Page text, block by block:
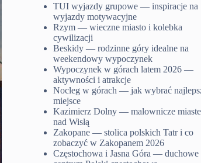
TUI wyjazdy grupowe — inspiracje na
wyjazdy motywacyjne
Rzym — wieczne miasto i kolebka
cywilizacji
Beskidy — rodzinne góry idealne na
weekendowy wypoczynek
Wypoczynek w górach latem 2026 —
aktywności i atrakcje
Nocleg w górach — jak wybrać
miejsce
Kazimierz Dolny — malownicze
nad Wisłą
Zakopane — stolica polskich Tatr i co
zobaczyć w Zakopanem 2026
Częstochowa i Jasna Góra — duchowe